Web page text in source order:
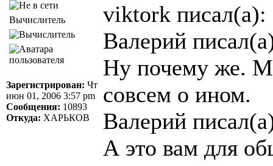
Вычислитель
Зарегистрирован: Чт
июн 01, 2006 3:57 pm
Сообщения: 10893
Откуда: ХАРЬКОВ
viktork писал(а):
Валерий
Ну почему же.
совсем о ином.
Валерий
А это вам для